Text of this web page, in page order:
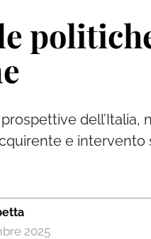
dell’Italia,
e intervento
2025